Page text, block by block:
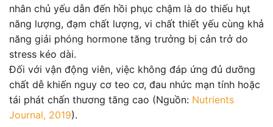
nhân chủ yếu dẫn đến hồi phục chậm là do thiếu hụt
năng lượng, đạm chất lượng, vi chất thiết yếu cùng khả
năng giải phóng hormone tăng trưởng bị cản trở do
stress kéo dài.
Đối với vận động viên, việc không đáp ứng đủ dưỡng
chất dễ khiến nguy cơ teo cơ, đau nhức mạn tính hoặc
tái phát chấn thương tăng cao (Nguồn: Nutrients
Journal, 2019).